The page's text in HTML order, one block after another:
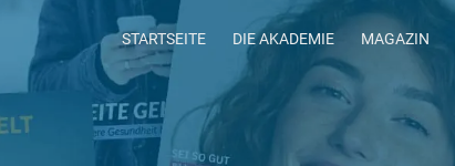
STARTSEITE DIE AKADEMIE MAGAZIN